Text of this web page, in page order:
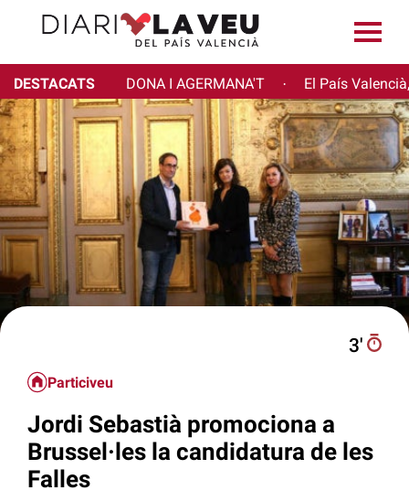
DESTACATS DONA I AGERMANA'T · El País
3′
Particiveu
Jordi Sebastià promociona a
Brussel·les la candidatura de les
Falles